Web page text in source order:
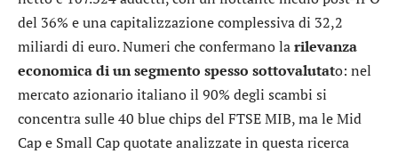
del 36% e una capitalizzazione complessiva di 32,2
miliardi di euro. Numeri che confermano larilevanza
economica di un segmento spesso sottovalutato: nel
mercato azionario italiano il 90% degli scambi si
concentra sulle 40 blue chips del FTSE MIB, ma le Mid
Cap e Small Cap quotate analizzate in questa ricerca